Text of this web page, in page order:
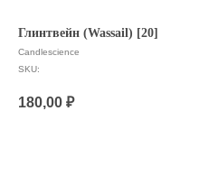
Глинтвейн (Wassail) [20]
Candlescience
SKU:
180,00 ₽